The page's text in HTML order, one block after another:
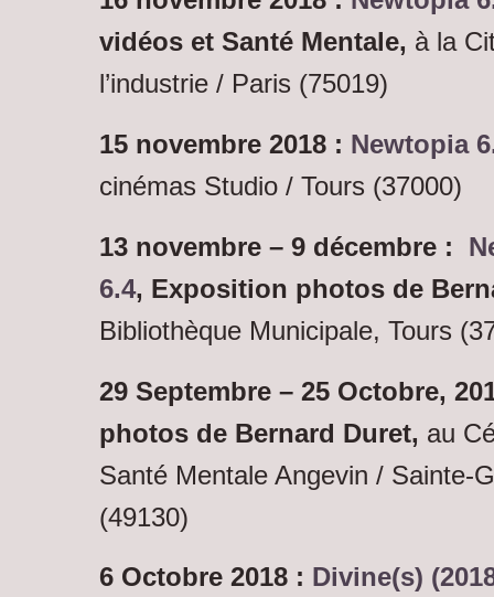
vidéos et Santé Mentale, à la
l’industrie / Paris (75019)
15 novembre 2018 : Newtopia
cinémas Studio / Tours (37000)
13 novembre – 9 décembre :
6.4, Exposition photos de
Bibliothèque Municipale, Tours
29 Septembre – 25 Octobre,
photos de Bernard Duret, au
Santé Mentale Angevin / Sainte-
(49130)
6 Octobre 2018 : Divine(s)